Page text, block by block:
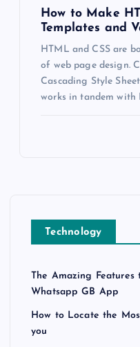
How to Make
Templates and
HTML and CSS are
of web page design.
Cascading Style
works in tandem with
Technology
The Amazing
Whatsapp GB App
How to Locate the
you